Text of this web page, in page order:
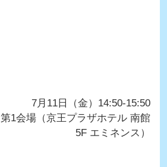
7月11日（金）14:50-15:50
第1会場（京王プラザホテル 南館
5F エミネンス）